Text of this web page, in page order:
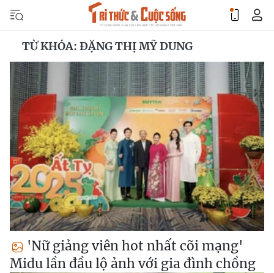
TỪ KHÓA: ĐẶNG THỊ MỸ DUNG
'Nữ giảng viên hot nhất cõi mạng'
Midu lần đầu lộ ảnh với gia đình chồng